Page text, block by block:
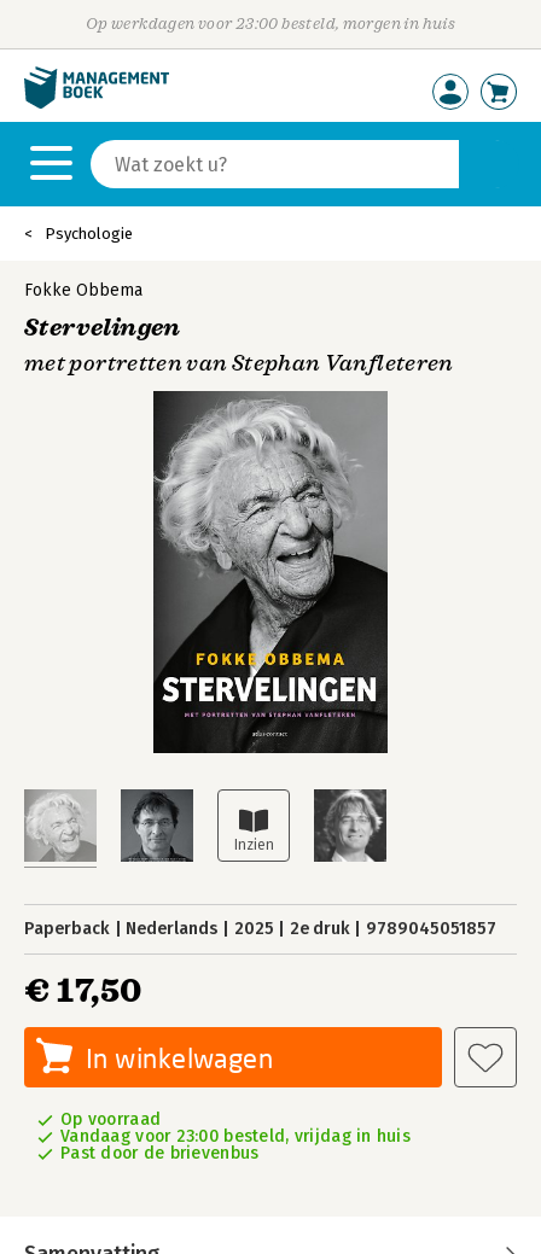
Op werkdagen voor 23:00 besteld, morgen in huis
Psychologie
Fokke Obbema
Stervelingen
met portretten van Stephan Vanfleteren
Paperback Nederlands 2025 2e druk 9789045051857
€ 17,50
In winkelwagen
Op voorraad
Vandaag voor 23:00 besteld, vrijdag in huis
Past door de brievenbus